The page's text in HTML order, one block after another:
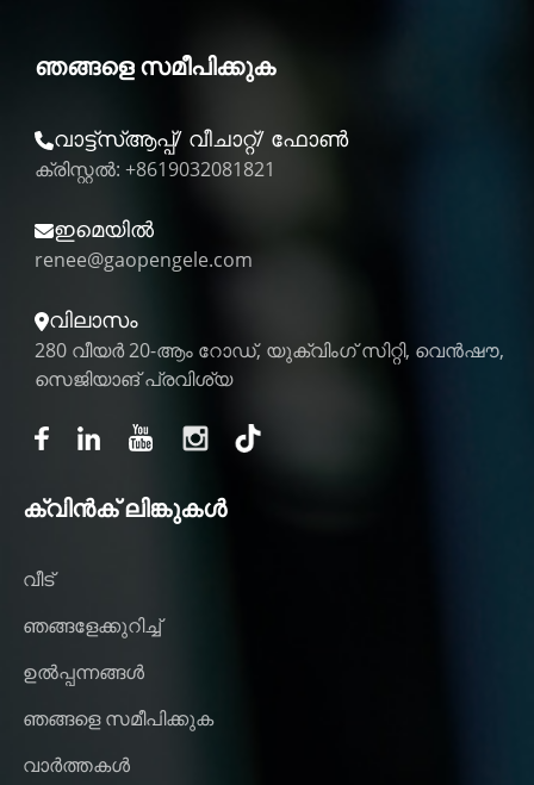
ഞങ്ങളെ സമീപിക്കുക
വാട്ട്‌സ്ആപ്പ്/ വീചാറ്റ്/ ഫോൺ
ക്രിസ്റ്റൽ: +8619032081821
ഇമെയിൽ
renee@gaopengele.com
വിലാസം
280 വീയർ 20-ആം റോഡ്, യുക്വിംഗ് സിറ്റി, വെൻഷൗ,
സെജിയാങ് പ്രവിശ്യ
ക്വിൻക് ലിങ്കുകൾ
വീട്
ഞങ്ങളേക്കുറിച്ച്
ഉൽപ്പന്നങ്ങൾ
ഞങ്ങളെ സമീപിക്കുക
വാർത്തകൾ